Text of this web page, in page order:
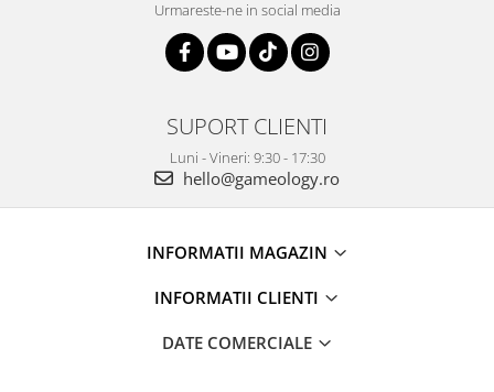
Urmareste-ne in social media
SUPORT CLIENTI
Luni - Vineri: 9:30 - 17:30
hello@gameology.ro
INFORMATII MAGAZIN
INFORMATII CLIENTI
DATE COMERCIALE